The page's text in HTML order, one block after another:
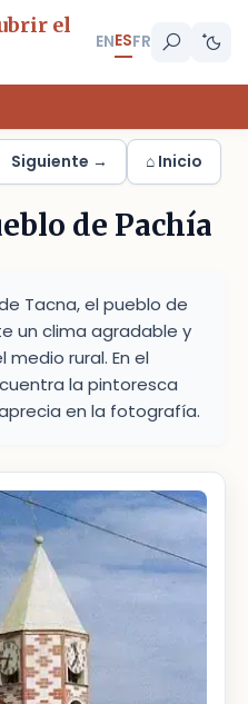
el
ENESFR
Siguiente → ⌂ Inicio
de Pachía
Tacna, el pueblo de
un clima agradable y
rural. En el
la pintoresca
en la fotografía.